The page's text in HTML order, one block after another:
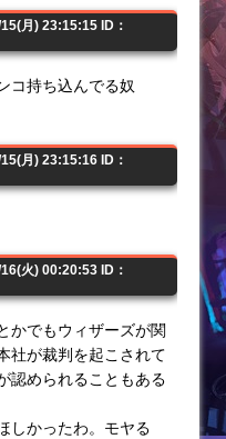
月) 23:15:15 ID：
コ持ち込んでる奴
月) 23:15:16 ID：
火) 00:20:53 ID：
かでもウィザーズが関
社が裁判を起こされて
認められることもある
しかったわ。モヤる